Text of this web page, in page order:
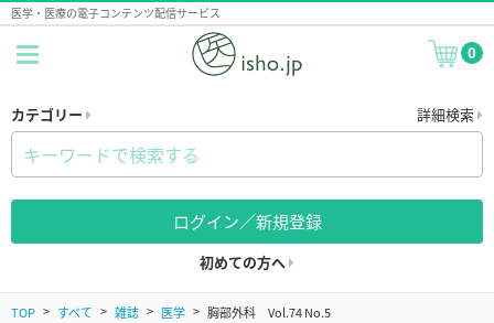
医学・医療の電子コンテンツ配信サービス
0
カテゴリー 詳細検索
ログイン／新規登録
初めての方へ
TOP すべて 雑誌 医学 胸部外科 Vol.74 No.5